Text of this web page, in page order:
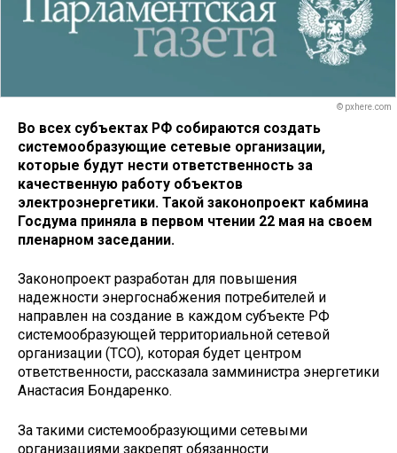
© pxhere.com
Во всех субъектах РФ собираются создать
системообразующие сетевые организации,
которые будут нести ответственность за
качественную работу объектов
электроэнергетики. Такой законопроект кабмина
Госдума приняла в первом чтении 22 мая на своем
пленарном заседании.
Законопроект разработан для повышения
надежности энергоснабжения потребителей и
направлен на создание в каждом субъекте РФ
системообразующей территориальной сетевой
организации (ТСО), которая будет центром
ответственности, рассказала замминистра энергетики
Анастасия Бондаренко.
За такими системообразующими сетевыми
организациями закрепят обязанности